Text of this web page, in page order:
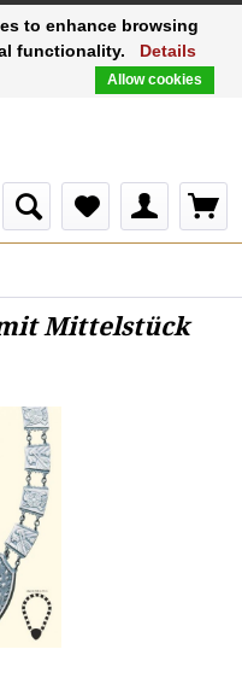
Mittelstück
to enhance browsing
functionality.
Details
Allow cookies